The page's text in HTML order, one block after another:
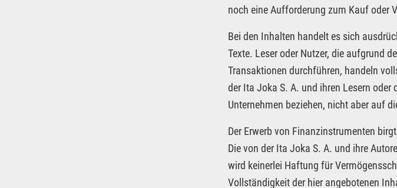
noch eine Aufforderung zum Kauf oder
Bei den Inhalten handelt es sich
Texte. Leser oder Nutzer, die aufgrund
Transaktionen durchführen, handeln
der Ita Joka S. A. und ihren Lesern
Unternehmen beziehen, nicht aber auf
Der Erwerb von Finanzinstrumenten
Die von der Ita Joka S. A. und ihre
wird keinerlei Haftung für
Vollständigkeit der hier angebotenen